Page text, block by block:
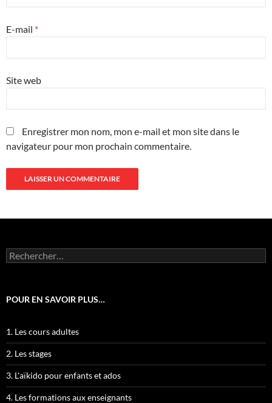
E-mail *
Site web
Enregistrer mon nom, mon e-mail et mon site dans le
navigateur pour mon prochain commentaire.
Rechercher :
POUR EN SAVOIR PLUS…
1. Les cours adultes
2. Les stages
3. L'aïkido pour enfants et ados
4. Les formations aux enseignants